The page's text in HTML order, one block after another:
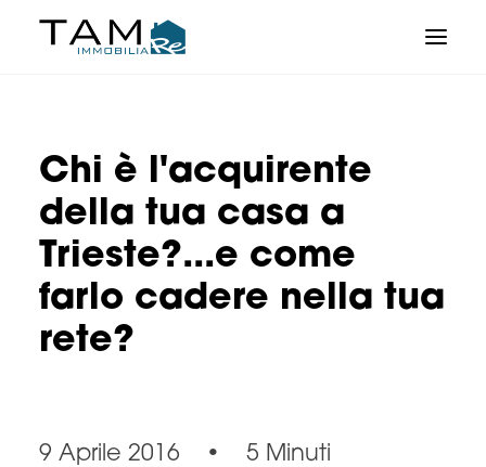
Chi è l'acquirente
della tua casa a
Trieste?...e come
farlo cadere nella tua
rete?
9 Aprile 2016 • 5 Minuti